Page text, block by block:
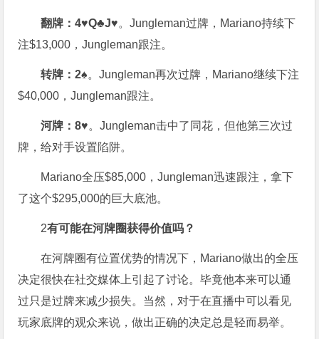
翻牌：4♥Q♣J♥。Jungleman过牌，Mariano持续下
注$13,000，Jungleman跟注。
转牌：2♠。Jungleman再次过牌，Mariano继续下注
$40,000，Jungleman跟注。
河牌：8♥。Jungleman击中了同花，但他第三次过
牌，给对手设置陷阱。
Mariano全压$85,000，Jungleman迅速跟注，拿下
了这个$295,000的巨大底池。
2有可能在河牌圈获得价值吗？
在河牌圈有位置优势的情况下，Mariano做出的全压
决定很快在社交媒体上引起了讨论。毕竟他本来可以通
过只是过牌来减少损失。当然，对于在直播中可以看见
玩家底牌的观众来说，做出正确的决定总是轻而易举。